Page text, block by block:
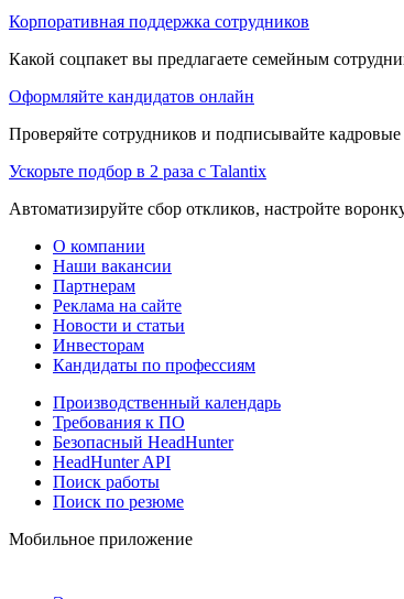
Корпоративная поддержка сотрудников
Какой соцпакет вы предлагаете семейным
Оформляйте кандидатов онлайн
Проверяйте сотрудников и подписывайте
Ускорьте подбор в 2 раза с Talantix
Автоматизируйте сбор откликов, настройте
О компании
Наши вакансии
Партнерам
Реклама на сайте
Новости и статьи
Инвесторам
Кандидаты по профессиям
Производственный календарь
Требования к ПО
Безопасный HeadHunter
HeadHunter API
Поиск работы
Поиск по резюме
Мобильное приложение